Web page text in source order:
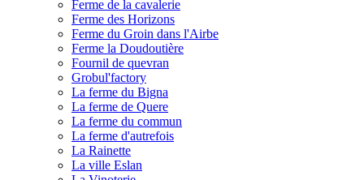
Ferme de la cavalerie
Ferme des Horizons
Ferme du Groin dans l'Airbe
Ferme la Doudoutière
Fournil de quevran
Grobul'factory
La ferme du Bigna
La ferme de Quere
La ferme du commun
La ferme d'autrefois
La Rainette
La ville Eslan